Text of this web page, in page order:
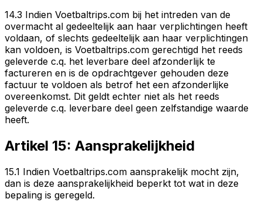
14.3 Indien Voetbaltrips.com bij het intreden van de
overmacht al gedeeltelijk aan haar verplichtingen heeft
voldaan, of slechts gedeeltelijk aan haar verplichtingen
kan voldoen, is Voetbaltrips.com gerechtigd het reeds
geleverde c.q. het leverbare deel afzonderlijk te
factureren en is de opdrachtgever gehouden deze
factuur te voldoen als betrof het een afzonderlijke
overeenkomst. Dit geldt echter niet als het reeds
geleverde c.q. leverbare deel geen zelfstandige waarde
heeft.
Artikel 15: Aansprakelijkheid
15.1 Indien Voetbaltrips.com aansprakelijk mocht zijn,
dan is deze aansprakelijkheid beperkt tot wat in deze
bepaling is geregeld.